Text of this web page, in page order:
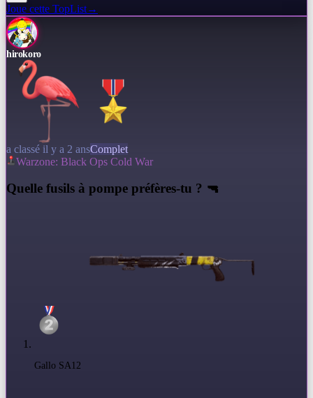
Joue cette TopList→
hirokoro
a classé il y a 2 ansComplet
Warzone: Black Ops Cold War
Quelle fusils à pompe préfères-tu ? 🔫
Gallo SA12